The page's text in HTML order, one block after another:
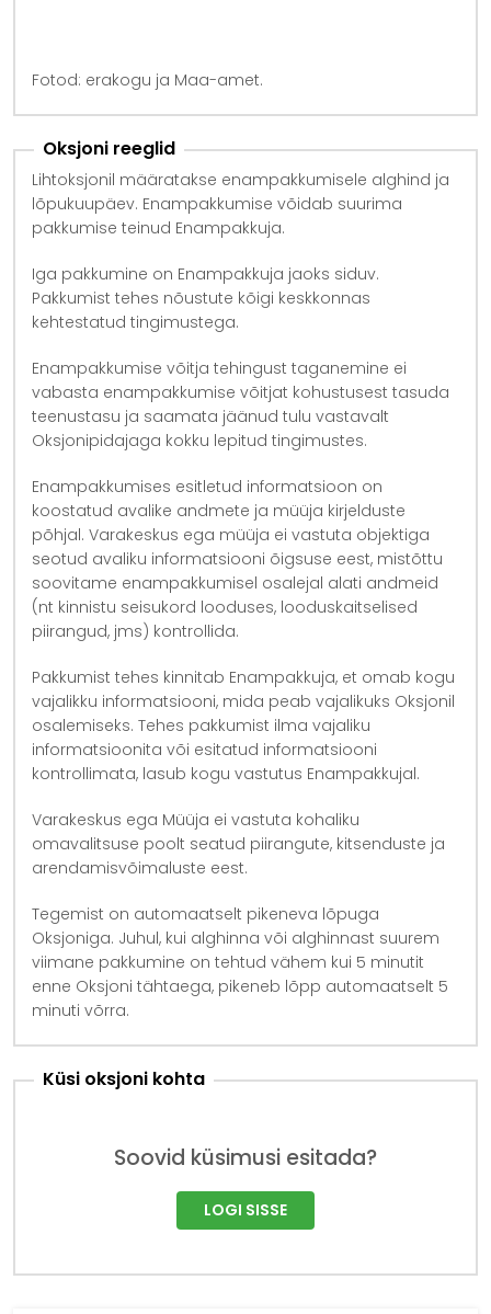
Fotod: erakogu ja Maa-amet.
Oksjoni reeglid
Lihtoksjonil määratakse enampakkumisele alghind ja
lõpukuupäev. Enampakkumise võidab suurima
pakkumise teinud Enampakkuja.
Iga pakkumine on Enampakkuja jaoks siduv.
Pakkumist tehes nõustute kõigi keskkonnas
kehtestatud tingimustega.
Enampakkumise võitja tehingust taganemine ei
vabasta enampakkumise võitjat kohustusest tasuda
teenustasu ja saamata jäänud tulu vastavalt
Oksjonipidajaga kokku lepitud tingimustes.
Enampakkumises esitletud informatsioon on
koostatud avalike andmete ja müüja kirjelduste
põhjal. Varakeskus ega müüja ei vastuta objektiga
seotud avaliku informatsiooni õigsuse eest, mistõttu
soovitame enampakkumisel osalejal alati andmeid
(nt kinnistu seisukord looduses, looduskaitselised
piirangud, jms) kontrollida.
Pakkumist tehes kinnitab Enampakkuja, et omab kogu
vajalikku informatsiooni, mida peab vajalikuks Oksjonil
osalemiseks. Tehes pakkumist ilma vajaliku
informatsioonita või esitatud informatsiooni
kontrollimata, lasub kogu vastutus Enampakkujal.
Varakeskus ega Müüja ei vastuta kohaliku
omavalitsuse poolt seatud piirangute, kitsenduste ja
arendamisvõimaluste eest.
Tegemist on automaatselt pikeneva lõpuga
Oksjoniga. Juhul, kui alghinna või alghinnast suurem
viimane pakkumine on tehtud vähem kui 5 minutit
enne Oksjoni tähtaega, pikeneb lõpp automaatselt 5
minuti võrra.
Küsi oksjoni kohta
Soovid küsimusi esitada?
LOGI SISSE